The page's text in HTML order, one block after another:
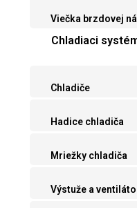
Viečka brzdovej
Chladiaci
Chladiče
Hadice chladiča
Mriežky chladiča
Výstuže a